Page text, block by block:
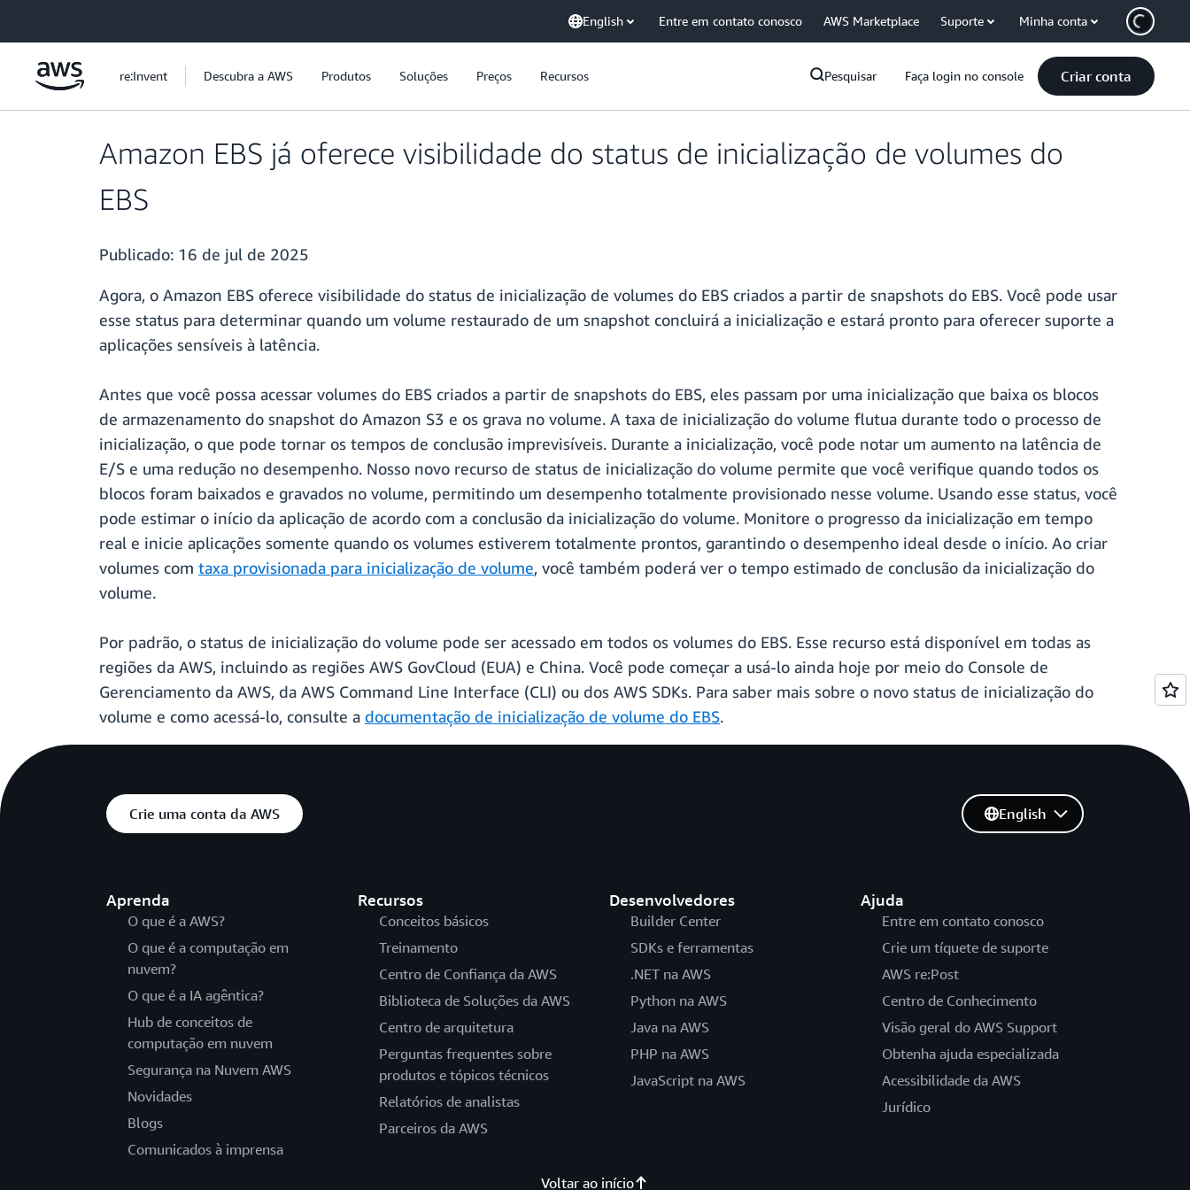
English Entre em contato conosco AWS Marketplace Suporte Minha conta
re:Invent Descubra a AWS Produtos Soluções Preços Recursos Pesquisar Faça login no console Criar conta
Amazon EBS já oferece visibilidade do status de inicialização de volumes do
EBS
Publicado: 16 de jul de 2025
Agora, o Amazon EBS oferece visibilidade do status de inicialização de volumes do EBS criados a partir de snapshots do EBS. Você pode usar
esse status para determinar quando um volume restaurado de um snapshot concluirá a inicialização e estará pronto para oferecer suporte a
aplicações sensíveis à latência.
Antes que você possa acessar volumes do EBS criados a partir de snapshots do EBS, eles passam por uma inicialização que baixa os blocos
de armazenamento do snapshot do Amazon S3 e os grava no volume. A taxa de inicialização do volume flutua durante todo o processo de
inicialização, o que pode tornar os tempos de conclusão imprevisíveis. Durante a inicialização, você pode notar um aumento na latência de
E/S e uma redução no desempenho. Nosso novo recurso de status de inicialização do volume permite que você verifique quando todos os
blocos foram baixados e gravados no volume, permitindo um desempenho totalmente provisionado nesse volume. Usando esse status, você
pode estimar o início da aplicação de acordo com a conclusão da inicialização do volume. Monitore o progresso da inicialização em tempo
real e inicie aplicações somente quando os volumes estiverem totalmente prontos, garantindo o desempenho ideal desde o início. Ao criar
volumes com taxa provisionada para inicialização de volume, você também poderá ver o tempo estimado de conclusão da inicialização do
volume.
Por padrão, o status de inicialização do volume pode ser acessado em todos os volumes do EBS. Esse recurso está disponível em todas as
regiões da AWS, incluindo as regiões AWS GovCloud (EUA) e China. Você pode começar a usá-lo ainda hoje por meio do Console de
Gerenciamento da AWS, da AWS Command Line Interface (CLI) ou dos AWS SDKs. Para saber mais sobre o novo status de inicialização do
volume e como acessá-lo, consulte a documentação de inicialização de volume do EBS.
Crie uma conta da AWS
Aprenda
O que é a AWS?
O que é a computação em
nuvem?
O que é a IA agêntica?
Hub de conceitos de
computação em nuvem
Segurança na Nuvem AWS
Novidades
Blogs
Comunicados à imprensa
Recursos
Conceitos básicos
Treinamento
Centro de Confiança da AWS
Biblioteca de Soluções da AWS
Centro de arquitetura
Perguntas frequentes sobre
produtos e tópicos técnicos
Relatórios de analistas
Parceiros da AWS
Desenvolvedores
Builder Center
SDKs e ferramentas
.NET na AWS
Python na AWS
Java na AWS
PHP na AWS
JavaScript na AWS
Ajuda
Entre em contato conosco
Crie um tíquete de suporte
AWS re:Post
Centro de Conhecimento
Visão geral do AWS Support
Obtenha ajuda especializada
Acessibilidade da AWS
Jurídico
English
Voltar ao início